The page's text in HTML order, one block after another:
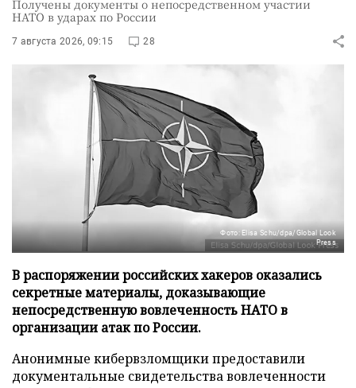
Получены документы о непосредственном участии
НАТО в ударах по России
7 августа 2026, 09:15 28
Фото: Elisa Schu/dpa/Global Look
Press
В распоряжении российских хакеров оказались
секретные материалы, доказывающие
непосредственную вовлеченность НАТО в
организации атак по России.
Анонимные кибервзломщики предоставили
документальные свидетельства вовлеченности